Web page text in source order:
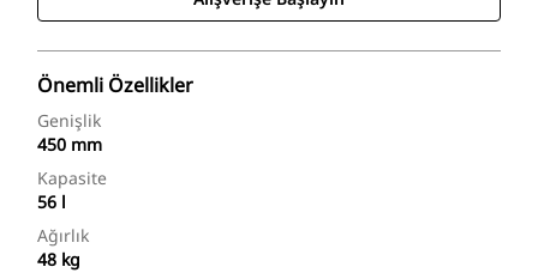
Önemli Özellikler
Genişlik
450 mm
Kapasite
56 l
Ağırlık
48 kg